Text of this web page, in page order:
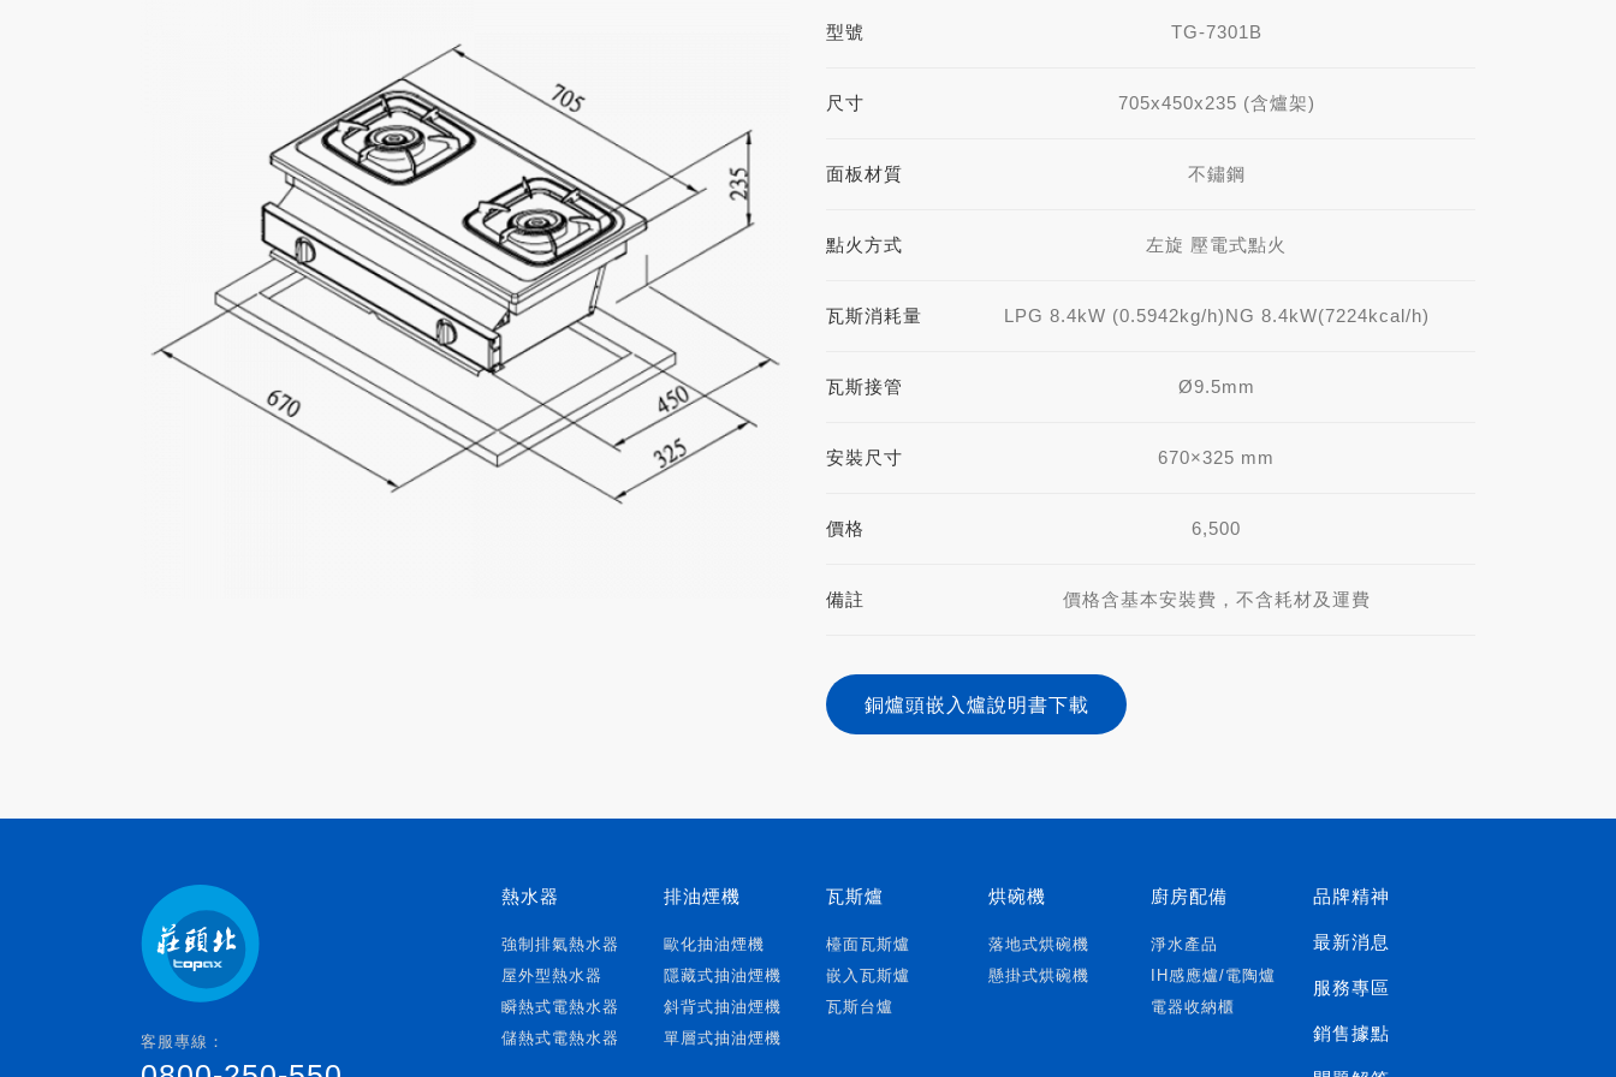
型號 TG-7301B
尺寸 705x450x235 (含爐架)
面板材質 不鏽鋼
點火方式 左旋 壓電式點火
瓦斯消耗量 LPG 8.4kW (0.5942kg/h)NG 8.4kW(7224kcal/h)
瓦斯接管 Ø9.5mm
安裝尺寸 670×325 mm
價格 6,500
備註 價格含基本安裝費，不含耗材及運費
銅爐頭嵌入爐說明書下載
客服專線：
熱水器
強制排氣熱水器
屋外型熱水器
瞬熱式電熱水器
儲熱式電熱水器
排油煙機
歐化抽油煙機
隱藏式抽油煙機
斜背式抽油煙機
單層式抽油煙機
瓦斯爐
檯面瓦斯爐
嵌入瓦斯爐
瓦斯台爐
烘碗機
落地式烘碗機
懸掛式烘碗機
廚房配備
淨水產品
IH感應爐/電陶爐
電器收納櫃
品牌精神
最新消息
服務專區
銷售據點